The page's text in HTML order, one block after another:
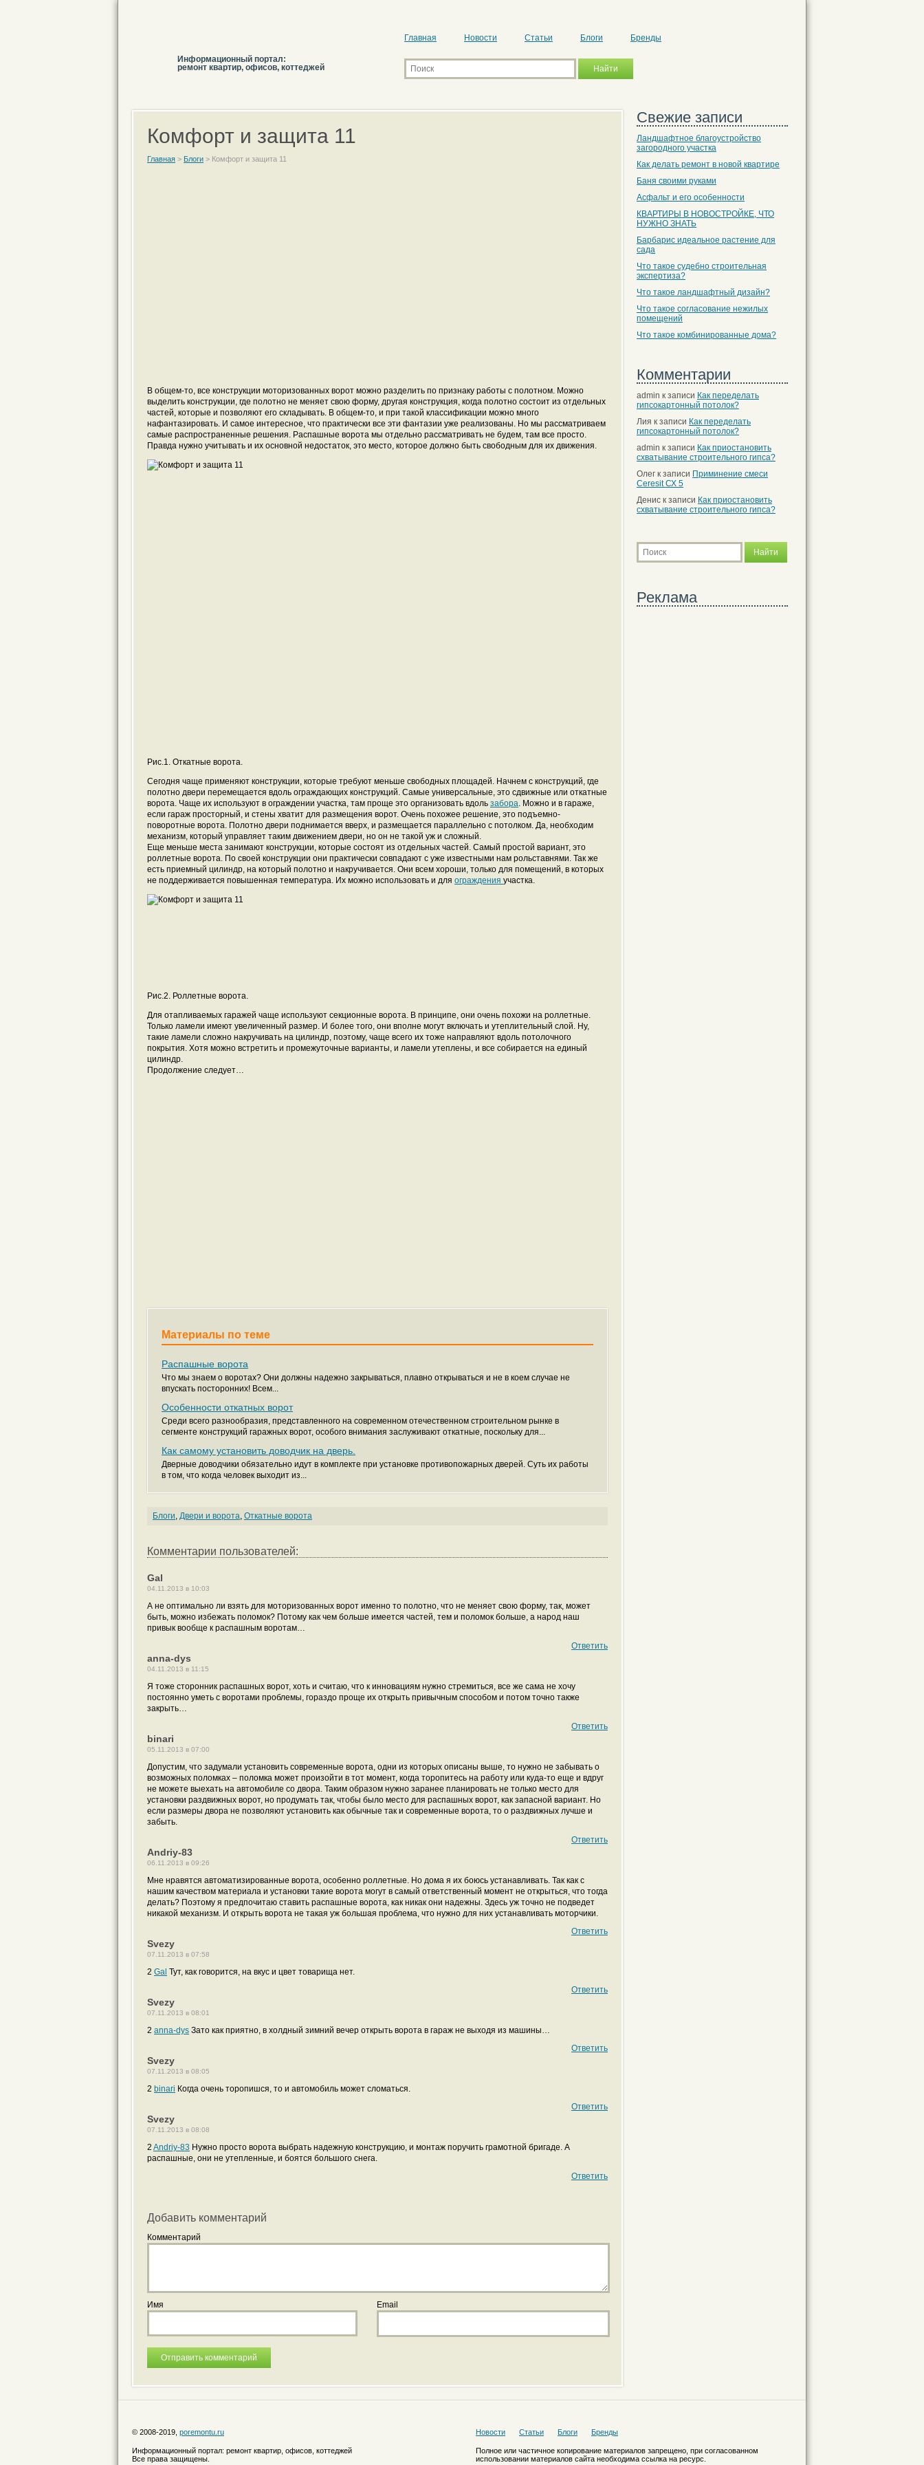
Информационный портал:
ремонт квартир, офисов, коттеджей
Главная Новости Статьи Блоги Бренды
Комфорт и защита 11
Главная > Блоги > Комфорт и защита 11
В общем-то, все конструкции моторизованных ворот можно разделить по признаку работы с полотном. Можно
выделить конструкции, где полотно не меняет свою форму, другая конструкция, когда полотно состоит из отдельных
частей, которые и позволяют его складывать. В общем-то, и при такой классификации можно много
нафантазировать. И самое интересное, что практически все эти фантазии уже реализованы. Но мы рассматриваем
самые распространенные решения. Распашные ворота мы отдельно рассматривать не будем, там все просто.
Правда нужно учитывать и их основной недостаток, это место, которое должно быть свободным для их движения.
Рис.1. Откатные ворота.
Сегодня чаще применяют конструкции, которые требуют меньше свободных площадей. Начнем с конструкций, где
полотно двери перемещается вдоль ограждающих конструкций. Самые универсальные, это сдвижные или откатные
ворота. Чаще их используют в ограждении участка, там проще это организовать вдоль забора. Можно и в гараже,
если гараж просторный, и стены хватит для размещения ворот. Очень похожее решение, это подъемно-
поворотные ворота. Полотно двери поднимается вверх, и размещается параллельно с потолком. Да, необходим
механизм, который управляет таким движением двери, но он не такой уж и сложный.
Еще меньше места занимают конструкции, которые состоят из отдельных частей. Самый простой вариант, это
роллетные ворота. По своей конструкции они практически совпадают с уже известными нам рольставнями. Так же
есть приемный цилиндр, на который полотно и накручивается. Они всем хороши, только для помещений, в которых
не поддерживается повышенная температура. Их можно использовать и для ограждения участка.
Рис.2. Роллетные ворота.
Для отапливаемых гаражей чаще используют секционные ворота. В принципе, они очень похожи на роллетные.
Только ламели имеют увеличенный размер. И более того, они вполне могут включать и утеплительный слой. Ну,
такие ламели сложно накручивать на цилиндр, поэтому, чаще всего их тоже направляют вдоль потолочного
покрытия. Хотя можно встретить и промежуточные варианты, и ламели утеплены, и все собирается на единый
цилиндр.
Продолжение следует…
Материалы по теме
Распашные ворота
Что мы знаем о воротах? Они должны надежно закрываться, плавно открываться и не в коем случае не
впускать посторонних! Всем...
Особенности откатных ворот
Среди всего разнообразия, представленного на современном отечественном строительном рынке в
сегменте конструкций гаражных ворот, особого внимания заслуживают откатные, поскольку для...
Как самому установить доводчик на дверь.
Дверные доводчики обязательно идут в комплекте при установке противопожарных дверей. Суть их работы
в том, что когда человек выходит из...
Блоги, Двери и ворота, Откатные ворота
Комментарии пользователей:
Gal
04.11.2013 в 10:03
А не оптимально ли взять для моторизованных ворот именно то полотно, что не меняет свою форму, так, может
быть, можно избежать поломок? Потому как чем больше имеется частей, тем и поломок больше, а народ наш
привык вообще к распашным воротам…
Ответить
anna-dys
04.11.2013 в 11:15
Я тоже сторонник распашных ворот, хоть и считаю, что к инновациям нужно стремиться, все же сама не хочу
постоянно уметь с воротами проблемы, гораздо проще их открыть привычным способом и потом точно также
закрыть…
Ответить
binari
05.11.2013 в 07:00
Допустим, что задумали установить современные ворота, одни из которых описаны выше, то нужно не забывать о
возможных поломках – поломка может произойти в тот момент, когда торопитесь на работу или куда-то еще и вдруг
не можете выехать на автомобиле со двора. Таким образом нужно заранее планировать не только место для
установки раздвижных ворот, но продумать так, чтобы было место для распашных ворот, как запасной вариант. Но
если размеры двора не позволяют установить как обычные так и современные ворота, то о раздвижных лучше и
забыть.
Ответить
Andriy-83
06.11.2013 в 09:26
Мне нравятся автоматизированные ворота, особенно роллетные. Но дома я их боюсь устанавливать. Так как с
нашим качеством материала и установки такие ворота могут в самый ответственный момент не открыться, что тогда
делать? Поэтому я предпочитаю ставить распашные ворота, как никак они надежны. Здесь уж точно не подведет
никакой механизм. И открыть ворота не такая уж большая проблема, что нужно для них устанавливать моторчики.
Ответить
Svezy
07.11.2013 в 07:58
2 Gal Тут, как говорится, на вкус и цвет товарища нет.
Ответить
Svezy
07.11.2013 в 08:01
2 anna-dys Зато как приятно, в холдный зимний вечер открыть ворота в гараж не выходя из машины…
Ответить
Svezy
07.11.2013 в 08:05
2 binari Когда очень торопишся, то и автомобиль может сломаться.
Ответить
Svezy
07.11.2013 в 08:08
2 Andriy-83 Нужно просто ворота выбрать надежную конструкцию, и монтаж поручить грамотной бригаде. А
распашные, они не утепленные, и боятся большого снега.
Ответить
Добавить комментарий
Комментарий
Имя Email
Свежие записи
Ландшафтное благоустройство
загородного участка
Как делать ремонт в новой квартире
Баня своими руками
Асфальт и его особенности
КВАРТИРЫ В НОВОСТРОЙКЕ, ЧТО
НУЖНО ЗНАТЬ
Барбарис идеальное растение для
сада
Что такое судебно строительная
экспертиза?
Что такое ландшафтный дизайн?
Что такое согласование нежилых
помещений
Что такое комбинированные дома?
Комментарии
admin к записи Как переделать
гипсокартонный потолок?
Лия к записи Как переделать
гипсокартонный потолок?
admin к записи Как приостановить
схватывание строительного гипса?
Олег к записи Приминение смеси
Ceresit СХ 5
Денис к записи Как приостановить
схватывание строительного гипса?
Реклама
Новости Статьи Блоги Бренды
Полное или частичное копирование материалов запрещено, при согласованном
использовании материалов сайта необходима ссылка на ресурс.
© 2008-2019, poremontu.ru
Информационный портал: ремонт квартир, офисов, коттеджей
Все права защищены.